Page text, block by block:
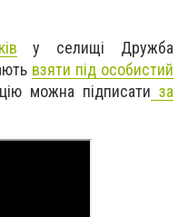
у селищі Дружба
взяти під особистий
можна підписати за